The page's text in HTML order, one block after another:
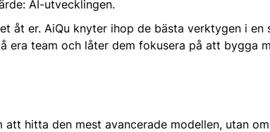
AI-utvecklingen.
åt er. AiQu knyter ihop de bästa verktygen i en
era team och låter dem fokusera på att bygga
att hitta den mest avancerade modellen, utan